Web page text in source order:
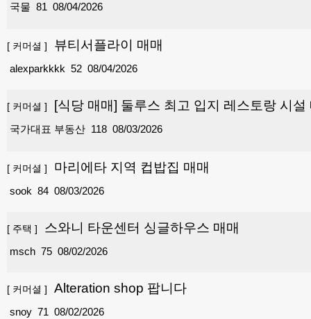
81
국물 08/04/2026
[ 커머셜 ] 뷰티서플라이 매매
52
alexparkkkk 08/04/2026
[ 커머셜 ] [식당 매매] 둘루스 최고 입지 레스토랑 시
118
국가대표 부동산 08/03/2026
[ 커머셜 ] 마리에타 지역 컵밥집 매매
84
sook 08/03/2026
[ 주택 ] 스와니 타운센터 싱글하우스 매매
75
msch 08/02/2026
[ 커머셜 ] Alteration shop 팝니다
71
snoy 08/02/2026